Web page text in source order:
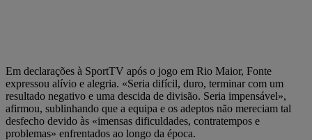
Em declarações à SportTV após o jogo em Rio Maior, Fonte
expressou alívio e alegria. «Seria difícil, duro, terminar com um
resultado negativo e uma descida de divisão. Seria impensável»,
afirmou, sublinhando que a equipa e os adeptos não mereciam tal
desfecho devido às «imensas dificuldades, contratempos e
problemas» enfrentados ao longo da época.